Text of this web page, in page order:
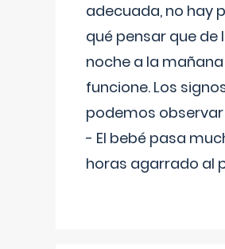
adecuada, no hay
qué pensar que de
noche a la
funcione. Los
podemos observar
- El bebé pasa
horas agarrado al